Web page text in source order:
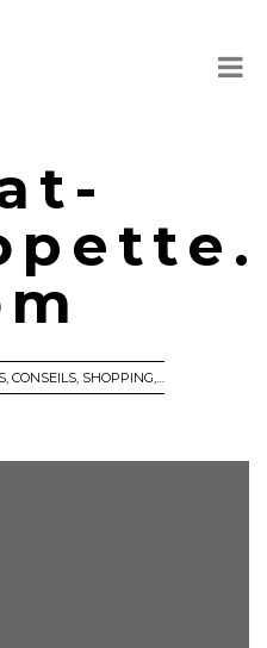
CONSEILS, SHOPPING,…